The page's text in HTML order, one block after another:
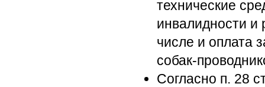
технические
инвалидности и
числе и оплата
собак-
Согласно п. 28